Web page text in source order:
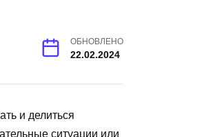
ОБНОВЛЕНО
22.02.2024
и делиться
ситуации или